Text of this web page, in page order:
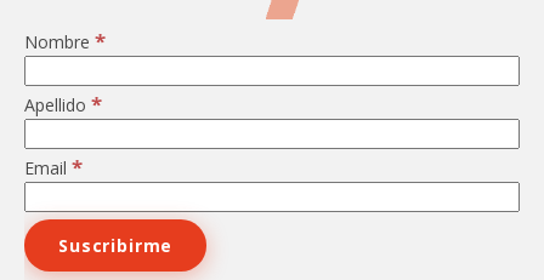
Nombre *
Apellido *
Email *